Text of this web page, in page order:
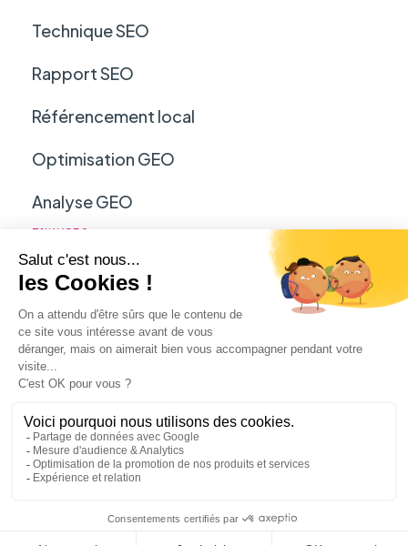
Technique SEO
Rapport SEO
Référencement local
Optimisation GEO
Analyse GEO
INKYSEO
Mentions légales
Politique de confidentialité
Programme d'affiliation
© 2026 InkySEO